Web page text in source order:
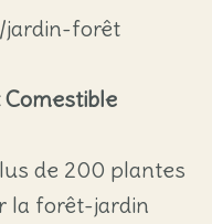
jardin-forêt
Comestible
de 200 plantes
la forêt-jardin